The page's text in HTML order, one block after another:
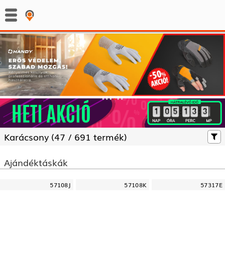
: :
Karácsony (47 / 691 termék)
Ajándéktáskák
57108J 57108K 57317E